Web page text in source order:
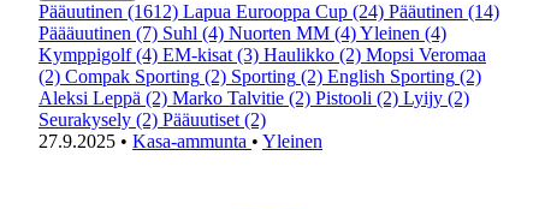
Pääuutinen (1612) Lapua Eurooppa Cup (24) Pääutinen (14)
Päääuutinen (7) Suhl (4) Nuorten MM (4)Yleinen (4)
Kymppigolf (4) EM-kisat (3) Haulikko (2) Mopsi Veromaa
(2) Compak Sporting (2) Sporting (2) English Sporting (2)
Aleksi Leppä (2) Marko Talvitie (2) Pistooli (2) Lyijy (2)
Seurakysely (2) Pääuutiset (2)
27.9.2025 • Kasa-ammunta • Yleinen